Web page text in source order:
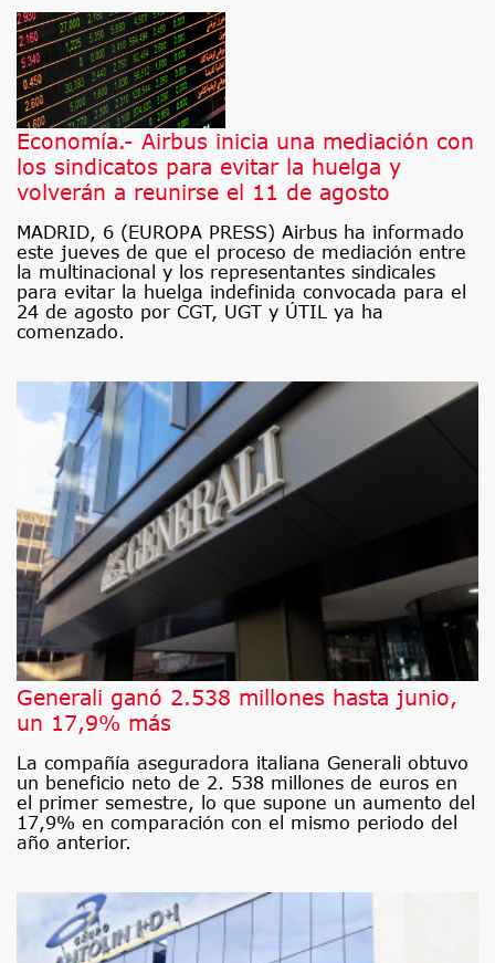
Economía.- Airbus inicia una mediación con
los sindicatos para evitar la huelga y
volverán a reunirse el 11 de agosto
MADRID, 6 (EUROPA PRESS) Airbus ha informado
este jueves de que el proceso de mediación entre
la multinacional y los representantes sindicales
para evitar la huelga indefinida convocada para el
24 de agosto por CGT, UGT y ÚTIL ya ha
comenzado.
Generali ganó 2.538 millones hasta junio,
un 17,9% más
La compañía aseguradora italiana Generali obtuvo
un beneficio neto de 2. 538 millones de euros en
el primer semestre, lo que supone un aumento del
17,9% en comparación con el mismo periodo del
año anterior.